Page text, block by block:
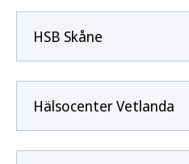
HSB Skåne
Hälsocenter Vetlanda